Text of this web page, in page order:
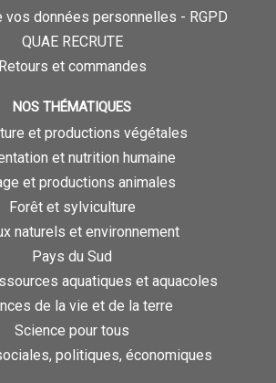
vos données personnelles - RGPD
QUAE RECRUTE
Retours et commandes
NOS THÉMATIQUES
et productions végétales
et nutrition humaine
et productions animales
Forêt et sylviculture
naturels et environnement
Pays du Sud
aquatiques et aquacoles
de la vie et de la terre
Science pour tous
politiques, économiques